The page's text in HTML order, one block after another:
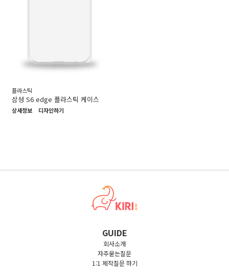
플라스틱
삼성 S6 edge 플라스틱 케이스
상세정보 디자인하기
GUIDE
회사소개
자주묻는질문
1:1 제작질문 하기